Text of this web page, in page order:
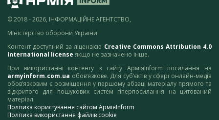
© 2018 - 2026, ІНФОРМАЦІЙНЕ АГЕНТСТВО,
Міністерство оборони України
Контент доступний за ліцензією Creative Commons Attribution 4.0
International license якщо не зазначено інше.
При використанні контенту з сайту АрміяInform посилання на
armyinform.com.ua обов’язкове. Для суб’єктів у сфері онлайн-медіа
обов’язковим є розміщення у першому абзаці матеріалу прямого та
відкритого для пошукових систем гіперпосилання на цитований
матеріал.
Політика користування сайтом АрміяInform
Політика використання файлів cookie